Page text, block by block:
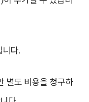
니다.
별도 비용을 청구하